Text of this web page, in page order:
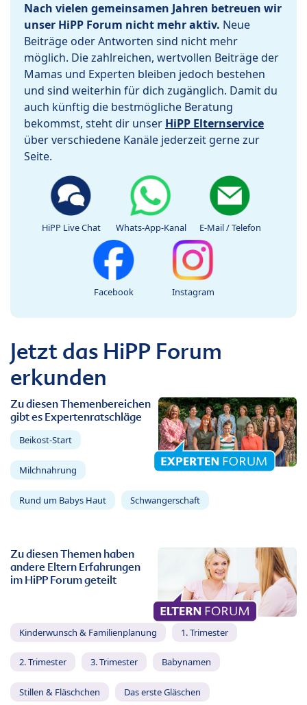
Nach vielen gemeinsamen Jahren betreuen wir
unser HiPP Forum nicht mehr aktiv. Neue
Beiträge oder Antworten sind nicht mehr
möglich. Die zahlreichen, wertvollen Beiträge der
Mamas und Experten bleiben jedoch bestehen
und sind weiterhin für dich zugänglich. Damit du
auch künftig die bestmögliche Beratung
bekommst, steht dir unser HiPP Elternservice
über verschiedene Kanäle jederzeit gerne zur
Seite.
HiPP Live Chat Whats-App-Kanal E-Mail / Telefon
Facebook Instagram
Jetzt das HiPP Forum
erkunden
Zu diesen Themenbereichen
gibt es Expertenratschläge
Beikost-Start
Milchnahrung
Rund um Babys Haut Schwangerschaft
Zu diesen Themen haben
andere Eltern Erfahrungen
im HiPP Forum geteilt
Kinderwunsch & Familienplanung 1. Trimester
2. Trimester 3. Trimester Babynamen
Stillen & Fläschchen Das erste Gläschen